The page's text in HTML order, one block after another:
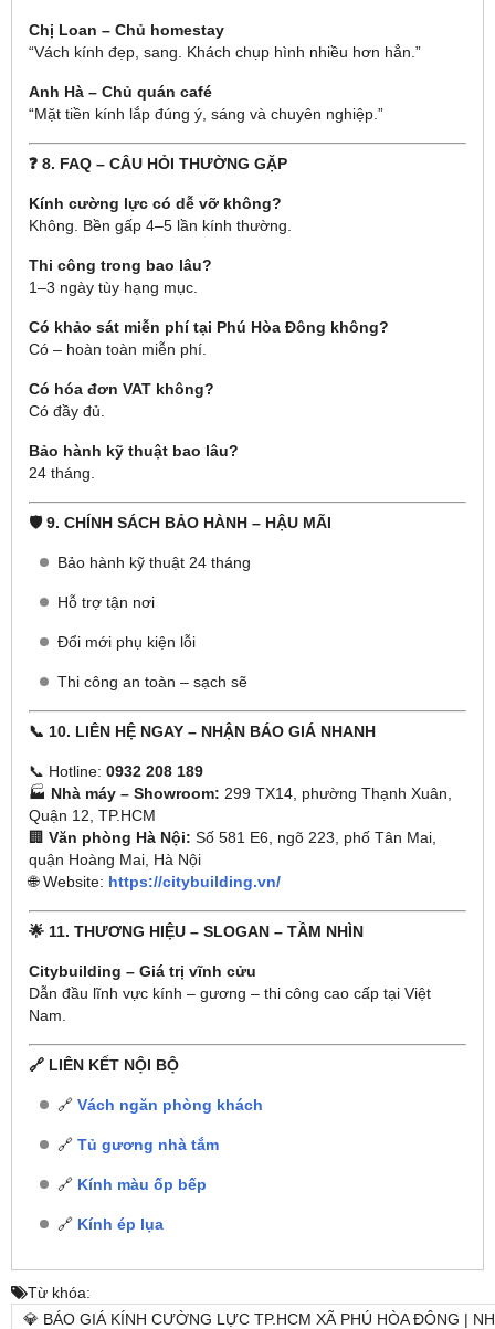
Chị Loan – Chủ homestay
“Vách kính đẹp, sang. Khách chụp hình nhiều hơn hẳn.”
Anh Hà – Chủ quán café
“Mặt tiền kính lắp đúng ý, sáng và chuyên nghiệp.”
❓ 8. FAQ – CÂU HỎI THƯỜNG GẶP
Kính cường lực có dễ vỡ không?
Không. Bền gấp 4–5 lần kính thường.
Thi công trong bao lâu?
1–3 ngày tùy hạng mục.
Có khảo sát miễn phí tại Phú Hòa Đông không?
Có – hoàn toàn miễn phí.
Có hóa đơn VAT không?
Có đầy đủ.
Bảo hành kỹ thuật bao lâu?
24 tháng.
🛡 9. CHÍNH SÁCH BẢO HÀNH – HẬU MÃI
Bảo hành kỹ thuật 24 tháng
Hỗ trợ tận nơi
Đổi mới phụ kiện lỗi
Thi công an toàn – sạch sẽ
📞 10. LIÊN HỆ NGAY – NHẬN BÁO GIÁ NHANH
📞 Hotline: 0932 208 189
🏭 Nhà máy – Showroom: 299 TX14, phường Thạnh Xuân,
Quận 12, TP.HCM
🏢 Văn phòng Hà Nội: Số 581 E6, ngõ 223, phố Tân Mai,
quận Hoàng Mai, Hà Nội
🌐 Website: https://citybuilding.vn/
🌟 11. THƯƠNG HIỆU – SLOGAN – TẦM NHÌN
Citybuilding – Giá trị vĩnh cửu
Dẫn đầu lĩnh vực kính – gương – thi công cao cấp tại Việt
Nam.
🔗 LIÊN KẾT NỘI BỘ
🔗 Vách ngăn phòng khách
🔗 Tủ gương nhà tắm
🔗 Kính màu ốp bếp
🔗 Kính ép lụa
Từ khóa:
💎 BÁO GIÁ KÍNH CƯỜNG LỰC TP.HCM XÃ PHÚ HÒA ĐÔNG |